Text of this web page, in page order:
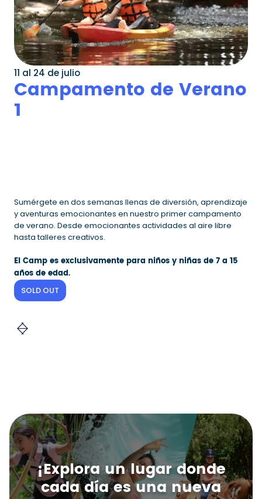
11 al 24 de julio
Campamento de Verano
1
Sumérgete en dos semanas llenas de diversión, aprendizaje
y aventuras emocionantes en nuestro primer campamento
de verano. Desde emocionantes actividades al aire libre
hasta talleres creativos.
El Camp es exclusivamente para niños y niñas de 7 a 15
años de edad.
SOLD OUT
¡Explora un lugar donde
cada día es una nueva